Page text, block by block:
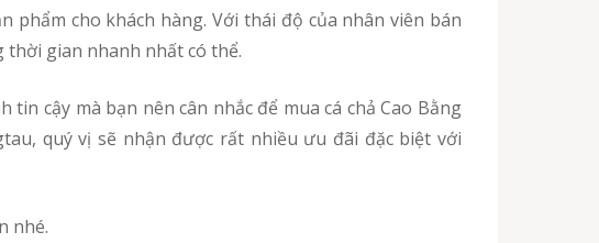
thời gian nhanh nhất có thể.
quý vị sẽ nhận được rất nhiều ưu đãi đặc biệt với
nhé.